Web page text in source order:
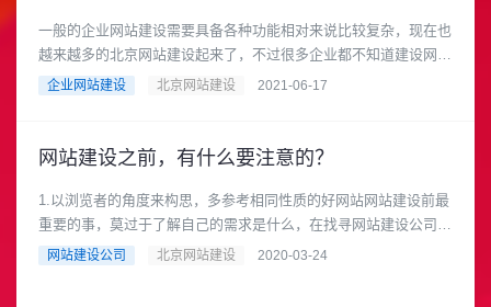
一般的企业网站建设需要具备各种功能相对来说比较复杂，现在也
越来越多的北京网站建设起来了，不过很多企业都不知道建设网站
有什么要点，本次，传诚信......
企业网站建设 北京网站建设 2021-06-17
网站建设之前，有什么要注意的？
1.以浏览者的角度来构思，多参考相同性质的好网站网站建设前最
重要的事，莫过于了解自己的需求是什么，在找寻网站建设公司制
作网站之前，建议先有个......
网站建设公司 北京网站建设 2020-03-24